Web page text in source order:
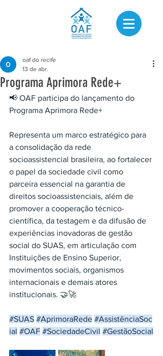
Programa Aprimora Rede+
oaf do recife
13 de abr.
📢 OAF participa do lançamento do
Programa Aprimora Rede+
Representa um marco estratégico para
a consolidação da rede
socioassistencial brasileira, ao fortalecer
o papel da sociedade civil como
parceira essencial na garantia de
direitos socioassistenciais, além de
promover a cooperação técnico-
científica, da testagem e da difusão de
experiências inovadoras de gestão
social do SUAS, em articulação com
Instituições de Ensino Superior,
movimentos sociais, organismos
internacionais e demais atores
institucionais. 🤝🚀
#SUAS #AprimoraRede #AssistênciaSoc
ial #OAF #SociedadeCivil #GestãoSocial